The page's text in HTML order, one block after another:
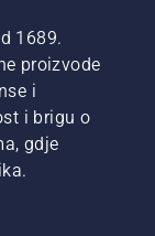
1689.
proizvode
i
i brigu o
gdje